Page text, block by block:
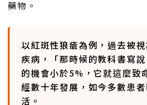
藥物。
以紅斑性狼瘡為例，過去被
疾病，「那時候的教科書寫
的機會小於5%，它就這麼致
經數十年發展，如今多數患
活。